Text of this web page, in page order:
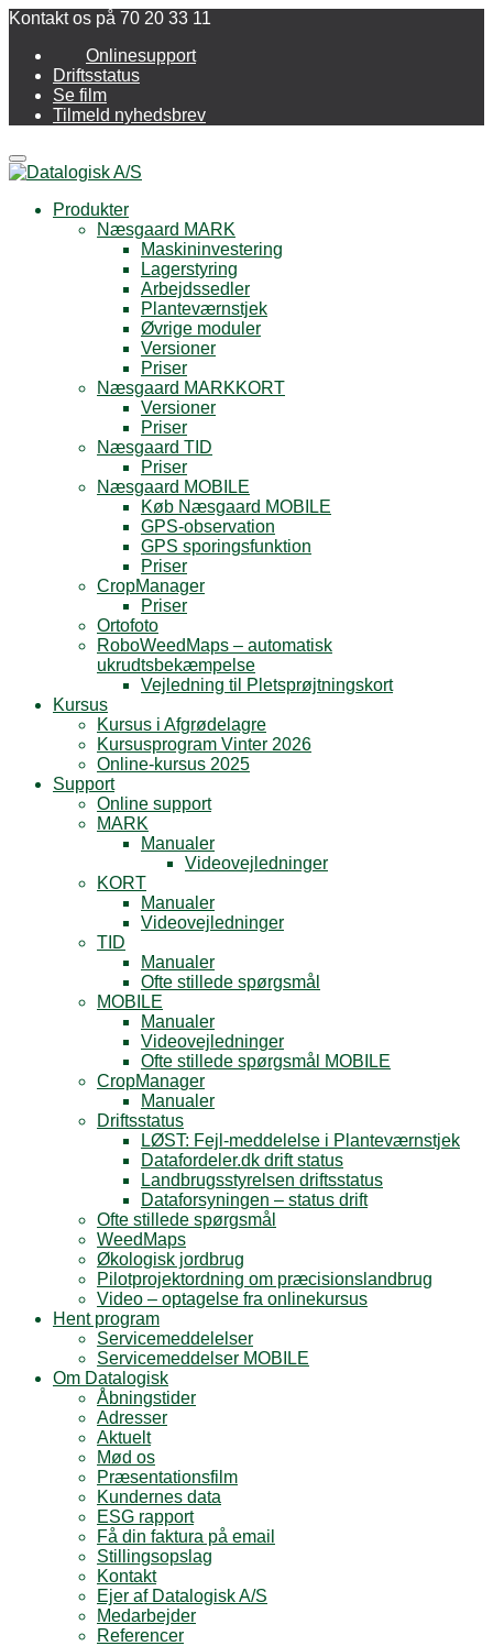
Kontakt os på 70 20 33 11
Onlinesupport
Driftsstatus
Se film
Tilmeld nyhedsbrev
Menu
Produkter
Næsgaard MARK
Maskininvestering
Lagerstyring
Arbejdssedler
Planteværnstjek
Øvrige moduler
Versioner
Priser
Næsgaard MARKKORT
Versioner
Priser
Næsgaard TID
Priser
Næsgaard MOBILE
Køb Næsgaard MOBILE
GPS-observation
GPS sporingsfunktion
Priser
CropManager
Priser
Ortofoto
RoboWeedMaps – automatisk
ukrudtsbekæmpelse
Vejledning til Pletsprøjtningskort
Kursus
Kursus i Afgrødelagre
Kursusprogram Vinter 2026
Online-kursus 2025
Support
Online support
MARK
Manualer
Videovejledninger
KORT
Manualer
Videovejledninger
TID
Manualer
Ofte stillede spørgsmål
MOBILE
Manualer
Videovejledninger
Ofte stillede spørgsmål MOBILE
CropManager
Manualer
Driftsstatus
LØST: Fejl-meddelelse i Planteværnstjek
Datafordeler.dk drift status
Landbrugsstyrelsen driftsstatus
Dataforsyningen – status drift
Ofte stillede spørgsmål
WeedMaps
Økologisk jordbrug
Pilotprojektordning om præcisionslandbrug
Video – optagelse fra onlinekursus
Hent program
Servicemeddelelser
Servicemeddelser MOBILE
Om Datalogisk
Åbningstider
Adresser
Aktuelt
Mød os
Præsentationsfilm
Kundernes data
ESG rapport
Få din faktura på email
Stillingsopslag
Kontakt
Ejer af Datalogisk A/S
Medarbejder
Referencer